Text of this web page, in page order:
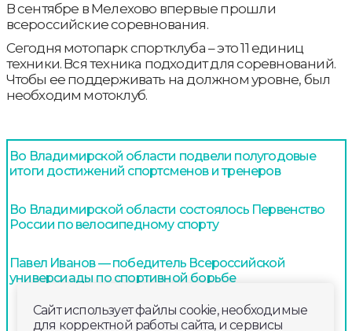
В сентябре в Мелехово впервые прошли
всероссийские соревнования.
Сегодня мотопарк спортклуба – это 11 единиц
техники. Вся техника подходит для соревнований.
Чтобы ее поддерживать на должном уровне, был
необходим мотоклуб.
Во Владимирской области подвели полугодовые
итоги достижений спортсменов и тренеров
Во Владимирской области состоялось Первенство
России по велосипедному спорту
Павел Иванов — победитель Всероссийской
универсиады по спортивной борьбе
Сайт использует файлы cookie, необходимые
для корректной работы сайта, и сервисы